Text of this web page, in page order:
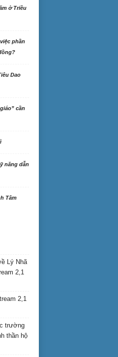
ở Triều
phần
Dao
cần
năng dẫn
Tâm
Lý Nhã
2,1
2,1
trường
thần hộ